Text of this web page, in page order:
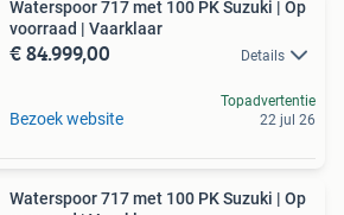
Waterspoor 717 met 100 PK Suzuki | Op
voorraad | Vaarklaar
€ 84.999,00 Details
Bezoek website
Topadvertentie
22 jul 26
Waterspoor 717 met 100 PK Suzuki | Op